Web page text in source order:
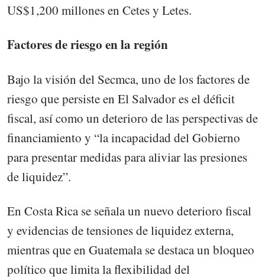
US$1,200 millones en Cetes y Letes.
Factores de riesgo en la región
Bajo la visión del Secmca, uno de los factores de
riesgo que persiste en El Salvador es el déficit
fiscal, así como un deterioro de las perspectivas de
financiamiento y “la incapacidad del Gobierno
para presentar medidas para aliviar las presiones
de liquidez”.
En Costa Rica se señala un nuevo deterioro fiscal
y evidencias de tensiones de liquidez externa,
mientras que en Guatemala se destaca un bloqueo
político que limita la flexibilidad del